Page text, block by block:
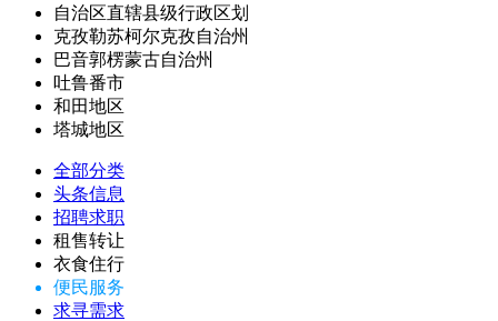
自治区直辖县级行政区划
克孜勒苏柯尔克孜自治州
巴音郭楞蒙古自治州
吐鲁番市
和田地区
塔城地区
全部分类
头条信息
招聘求职
租售转让
衣食住行
便民服务
求寻需求